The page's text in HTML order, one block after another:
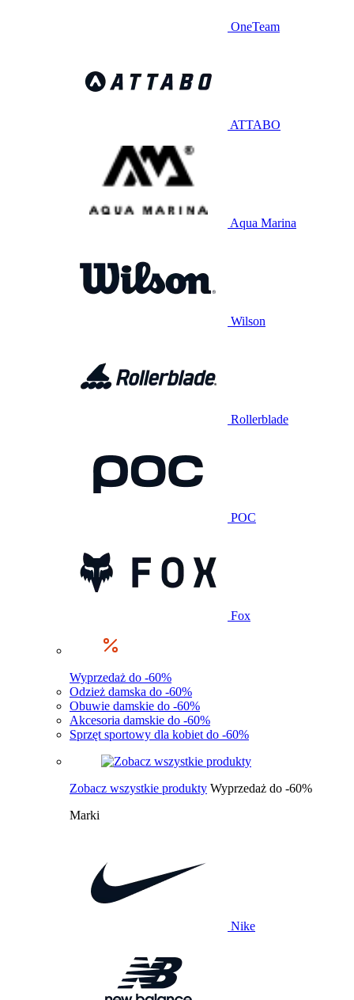
OneTeam
ATTABO
Aqua Marina
Wilson
Rollerblade
POC
Fox
Wyprzedaż do -60%
Odzież damska do -60%
Obuwie damskie do -60%
Akcesoria damskie do -60%
Sprzęt sportowy dla kobiet do -60%
Zobacz wszystkie produkty Wyprzedaż do -60%
Marki
Nike